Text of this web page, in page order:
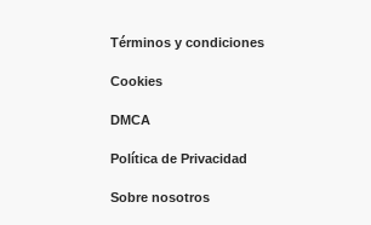
Términos y condiciones
Cookies
DMCA
Política de Privacidad
Sobre nosotros